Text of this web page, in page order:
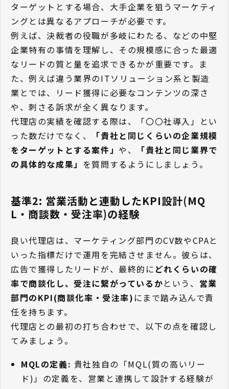
ターゲットとする場合、大手企業を狙うマーケティ
ングとは異なるアプローチが必要です。
例えば、決裁者の役職が多岐にわたる、などの中堅
企業特有の事情を理解し、その規模感に合った最適
なリードの質と量を追求できるかが重要です。ま
た、例えば違う業界のITソリューション系と製造
業とでは、リード獲得に必要なコンテンツの深さ
や、刺さる訴求が全く異なります。
代理店の実績を確認する際は、「〇〇社導入」とい
った数だけでなく、
「貴社と同じくらいの企業規模
をターゲットとする案件」や、
「貴社と同じ業界で
の具体的な成果」 を質問するようにしましょう。
基準2: 営業活動と連動したKPI設計(MQ
L・商談数・受注率)の経験
良い代理店は、マーケティング部門のCV数やCPAと
いった指標だけで運用を完結させません。彼らは、
広告で獲得したリードが、最終的に どれくらいの確
率で商談化し、受注に繋がっているかという、 営業
部門のKPI(商談化率・受注率) にまで踏み込んで責
任を持ちます。
代理店との最初の打ち合わせで、以下の点を確認し
てみましょう。
MQLの定義: 貴社独自の「MQL(質の高いリー
ド)」の定義を、営業と連携して設計する経験が